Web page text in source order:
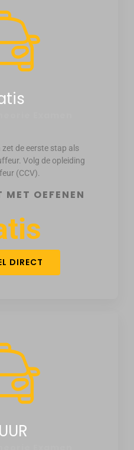
de eerste stap als
Volg de opleiding
(CCV).
OEFENEN
DIRECT